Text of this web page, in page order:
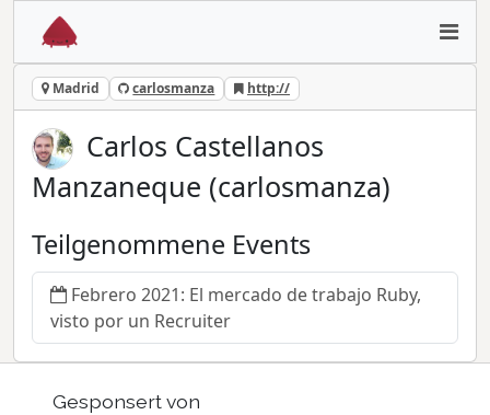
Madrid carlosmanza http://
Carlos Castellanos
Manzaneque (carlosmanza)
Teilgenommene Events
Febrero 2021: El mercado de trabajo Ruby,
visto por un Recruiter
Gesponsert von